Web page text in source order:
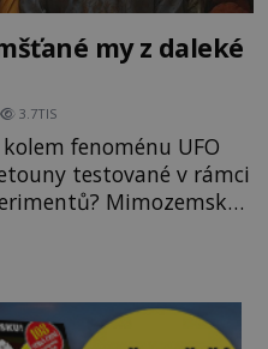
my z daleké
3.7TIS
fenoménu UFO
testované v rámci
nám neznámý úkol?
po mostech
vzrušeně diskutují